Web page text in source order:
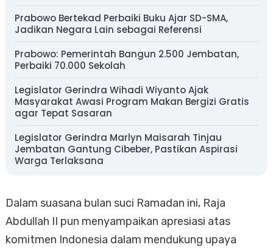
Prabowo Bertekad Perbaiki Buku Ajar SD-SMA,
Jadikan Negara Lain sebagai Referensi
Prabowo: Pemerintah Bangun 2.500 Jembatan,
Perbaiki 70.000 Sekolah
Legislator Gerindra Wihadi Wiyanto Ajak
Masyarakat Awasi Program Makan Bergizi Gratis
agar Tepat Sasaran
Legislator Gerindra Marlyn Maisarah Tinjau
Jembatan Gantung Cibeber, Pastikan Aspirasi
Warga Terlaksana
Dalam suasana bulan suci Ramadan ini, Raja
Abdullah II pun menyampaikan apresiasi atas
komitmen Indonesia dalam mendukung upaya